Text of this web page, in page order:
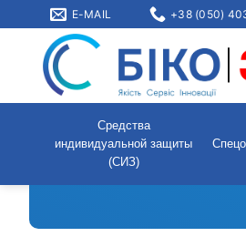
E-MAIL +38 (050)
Средства
индивидуальной защиты
(СИЗ)